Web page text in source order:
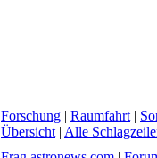
Forschung | Raumfahrt |
Übersicht | Alle